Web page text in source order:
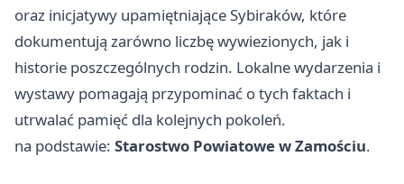
oraz inicjatywy upamiętniające Sybiraków, które
dokumentują zarówno liczbę wywiezionych, jak i
historie poszczególnych rodzin. Lokalne wydarzenia i
wystawy pomagają przypominać o tych faktach i
utrwalać pamięć dla kolejnych pokoleń.
na podstawie: Starostwo Powiatowe w Zamościu.